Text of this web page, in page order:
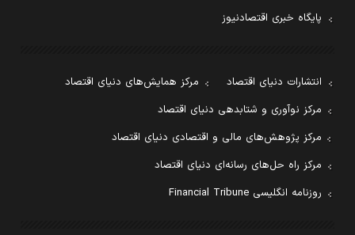
پایگاه خبری اقتصادنیوز
انتشارات دنیای اقتصاد
مرکز همایش‌های دنیای اقتصاد
مرکز نوآوری و شتابدهی دنیای اقتصاد
مرکز پژوهش‌های مالی و اقتصادی دنیای اقتصاد
مرکز راه حل‌های رسانه‌ای دنیای اقتصاد
روزنامه انگلیسی Financial Tribune